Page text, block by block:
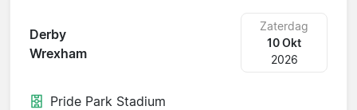
Derby
Wrexham
Zaterdag
10 Okt
2026
Pride Park Stadium